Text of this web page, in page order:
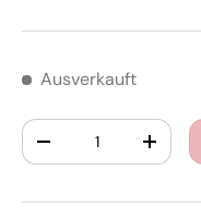
Ausverkauft
Anzahl
+